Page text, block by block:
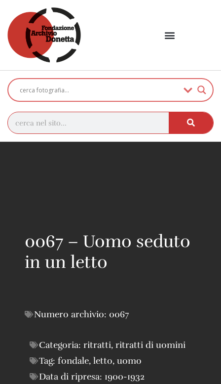
0067 – Uomo seduto
in un letto
Numero archivio: 0067
Categoria: ritratti, ritratti di uomini
Tag: fondale, letto, uomo
Data di ripresa: 1900-1932